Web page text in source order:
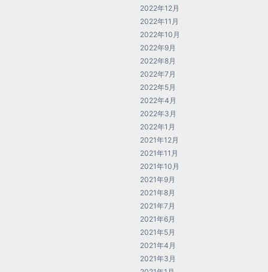
2022年12月
2022年11月
2022年10月
2022年9月
2022年8月
2022年7月
2022年5月
2022年4月
2022年3月
2022年1月
2021年12月
2021年11月
2021年10月
2021年9月
2021年8月
2021年7月
2021年6月
2021年5月
2021年4月
2021年3月